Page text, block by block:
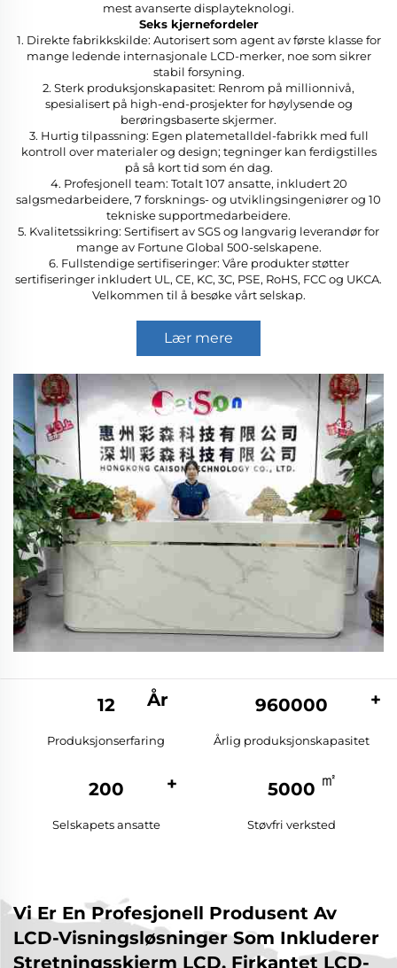
mest avanserte displayteknologi.
Seks kjernefordeler
1. Direkte fabrikkskilde: Autorisert som agent av første klasse for
mange ledende internasjonale LCD-merker, noe som sikrer
stabil forsyning.
2. Sterk produksjonskapasitet: Renrom på millionnivå,
spesialisert på high-end-prosjekter for høylysende og
berøringsbaserte skjermer.
3. Hurtig tilpassning: Egen platemetalldel-fabrikk med full
kontroll over materialer og design; tegninger kan ferdigstilles
på så kort tid som én dag.
4. Profesjonell team: Totalt 107 ansatte, inkludert 20
salgsmedarbeidere, 7 forsknings- og utviklingsingeniører og 10
tekniske supportmedarbeidere.
5. Kvalitetssikring: Sertifisert av SGS og langvarig leverandør for
mange av Fortune Global 500-selskapene.
6. Fullstendige sertifiseringer: Våre produkter støtter
sertifiseringer inkludert UL, CE, KC, 3C, PSE, RoHS, FCC og UKCA.
Velkommen til å besøke vårt selskap.
Lær mere
12
Produksjonserfaring
960000
Årlig produksjonskapasitet
200
Selskapets ansatte
5000
Støvfri verksted
Vi Er En Profesjonell Produsent Av
LCD-Visningsløsninger Som Inkluderer
Stretningsskjerm LCD, Firkantet LCD-